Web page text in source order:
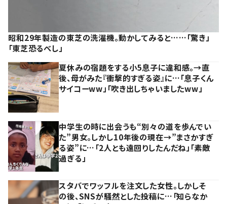
昭和29年製造の東芝の洗濯機。動かしてみると……「驚き」
「東芝恐るべし」
夏休みの宿題をする小5息子に違和感。→直
後、母がみた『衝撃的すぎる姿』に…「息子くん
サイコーww」「吹き出しちゃいましたww」
中学生の時に出会うも“別々の道を歩んでい
た”男女。しかし10年後の現在→”まさかすぎ
る姿”に…「2人とも遠回りしたんだね」「素敵
過ぎる」
スタバでワッフルを注文した女性。しかしそ
の後、SNSが騒然とした投稿に…「知らなか